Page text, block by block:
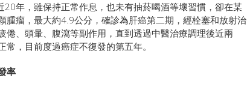
年，雖保持正常作息，也未有抽菸喝酒等壞習慣，卻在某
腫瘤，最大約4.9公分，確診為肝癌第二期，經栓塞和放射治
倦、頭暈、腹瀉等副作用，直到透過中醫治療調理後近兩
，目前度過癌症不復發的第五年。
率